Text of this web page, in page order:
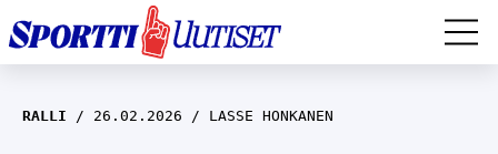
EM-YLEISURHEILU
RALLI 26.02.2026 LASSE HONKANEN